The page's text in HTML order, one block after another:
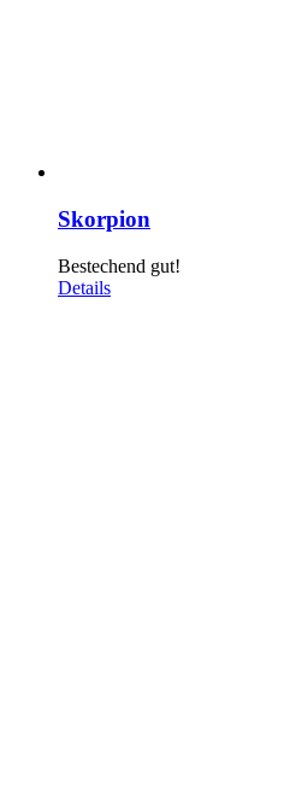
Skorpion
Bestechend gut!
Details